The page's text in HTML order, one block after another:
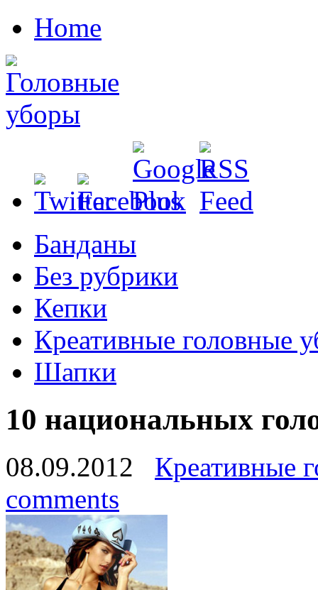
Home
Банданы
Без рубрики
Кепки
Креативные головные
Шапки
10 национальных
08.09.2012
Креативные
comments